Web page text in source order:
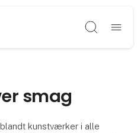
Søg
smag
kunstværker i alle